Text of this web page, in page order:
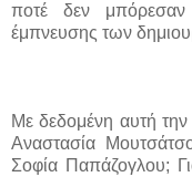
ποτέ δεν μπόρεσαν
έμπνευσης των
Με δεδομένη αυτή την
Αναστασία
Σοφία Παπάζογλου;